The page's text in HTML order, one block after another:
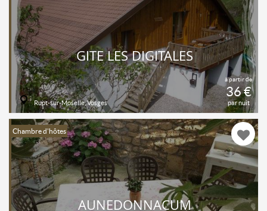
à partir de
36 €
par nuit
GITE LES DIGITALES
Rupt-sur-Moselle, Vosges
Chambre d'hôtes
AUNEDONNACUM